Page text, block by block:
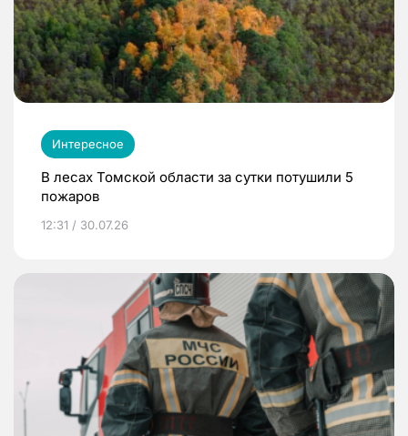
Интересное
В лесах Томской области за сутки потушили 5
пожаров
12:31 / 30.07.26